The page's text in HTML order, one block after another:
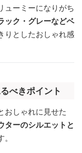
ューミーになりがち
ック・グレーなどベ
りとしたおしゃれ感
べきポイント
おしゃれに見せた
ターのシルエットと